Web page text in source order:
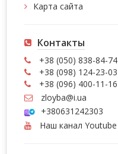
Карта сайта
Контакты
+38 (050) 838-84-74
+38 (098) 124-23-03
+38 (096) 400-11-16
zloyba@i.ua
+380631242303
Наш канал Youtube